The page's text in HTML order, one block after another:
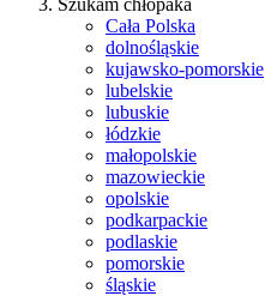
Szukam chłopaka
Cała Polska
dolnośląskie
kujawsko-pomorskie
lubelskie
lubuskie
łódzkie
małopolskie
mazowieckie
opolskie
podkarpackie
podlaskie
pomorskie
śląskie